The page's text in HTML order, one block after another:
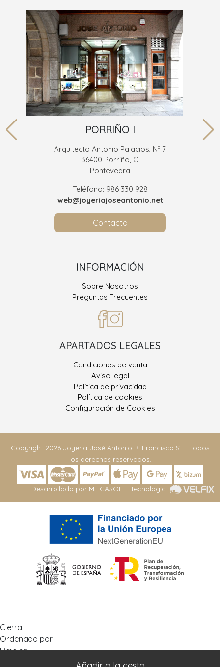
PORRIÑO I
Arquitecto Antonio Palacios, Nº 7
36400 Porriño, O
Pontevedra
Teléfono: 986 330 928
web@joyeriajoseantonio.net
Contacta
INFORMACIÓN
Sobre Nosotros
Preguntas Frecuentes
APARTADOS LEGALES
Condiciones de venta
Aviso legal
Política de privacidad
Política de cookies
Configuración de Cookies
Copyright 2026 Joyeria José Antonio R. Francisco S.L.. Todos
los derechos reservados.
Desarrollado por MEIGASOFT . Tecnología
Cierra
Ordenado por
Limpiar